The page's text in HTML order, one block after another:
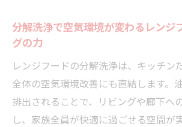
分解洗浄で空気環境が変わるレンジ
グの力
レンジフードの分解洗浄は、キッチン
全体の空気環境改善にも直結します。
排出されることで、リビングや廊下へ
し、家族全員が快適に過ごせる空間が